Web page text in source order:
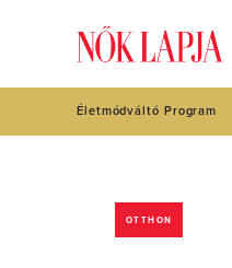
Életmódváltó Program
OTTHON